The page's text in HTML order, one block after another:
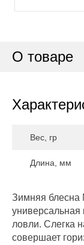
О товаре
Вес, гр
Длина, мм
Зимняя блесна
универсальная
ловли. Слегка
совершает